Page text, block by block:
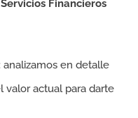
Financieros
analizamos en detalle
valor actual para darte